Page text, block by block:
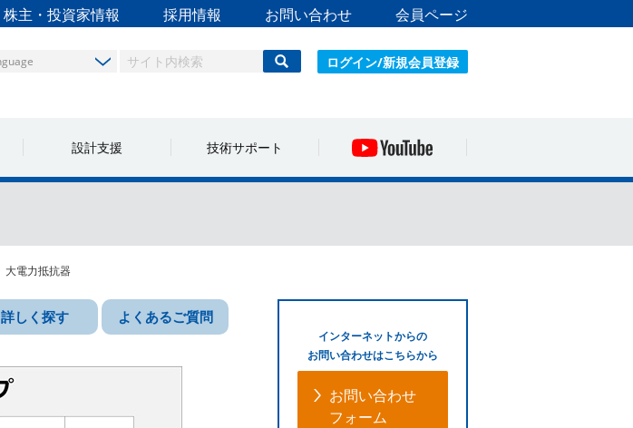
株主・投資家情報 採用情報 お問い合わせ 会員ページ
ログイン/新規会員登録
設計支援 技術サポート
大電力抵抗器
詳しく探す よくあるご質問
インターネットからの
お問い合わせはこちらから
お問い合わせ
フォーム